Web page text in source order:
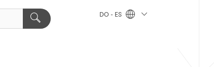
DO - ES